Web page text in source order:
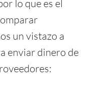
lo que es el
un vistazo a
enviar dinero de